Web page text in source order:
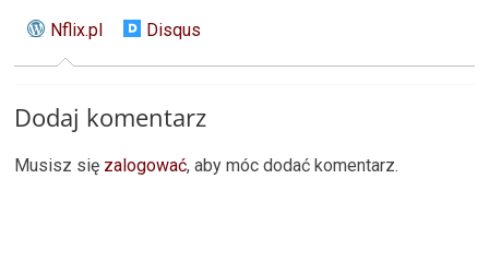
Nflix.pl Disqus
Dodaj komentarz
Musisz się zalogować, aby móc dodać komentarz.